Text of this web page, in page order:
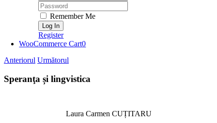
Password:
Remember Me
Register
WooCommerce Cart0
Anteriorul Următorul
Speranţa și lingvistica
Laura Carmen CUȚITARU